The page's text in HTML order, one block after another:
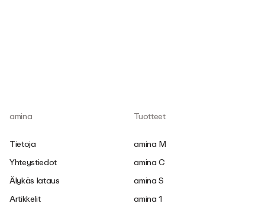
amina
Tietoja
Yhteystiedot
Älykäs lataus
Artikkelit
Tuotteet
amina M
amina C
amina S
amina 1